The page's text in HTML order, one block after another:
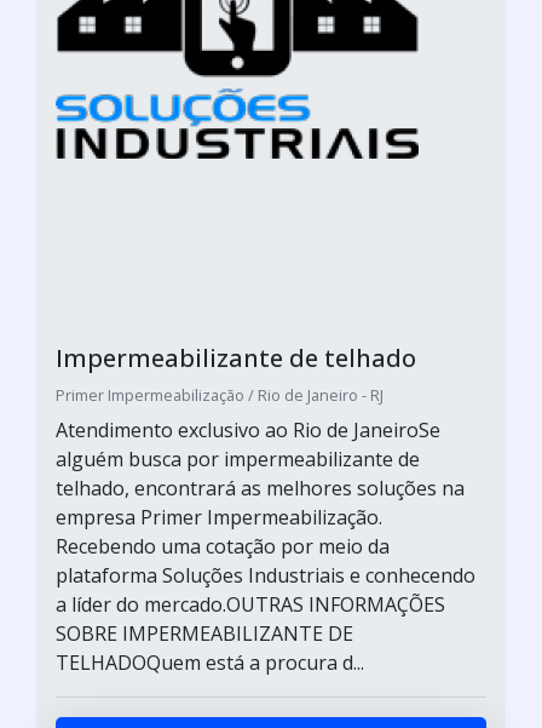
Impermeabilizante de telhado
Primer Impermeabilização / Rio de Janeiro - RJ
Atendimento exclusivo ao Rio de JaneiroSe
alguém busca por impermeabilizante de
telhado, encontrará as melhores soluções na
empresa Primer Impermeabilização.
Recebendo uma cotação por meio da
plataforma Soluções Industriais e conhecendo
a líder do mercado.OUTRAS INFORMAÇÕES
SOBRE IMPERMEABILIZANTE DE
TELHADOQuem está a procura d...